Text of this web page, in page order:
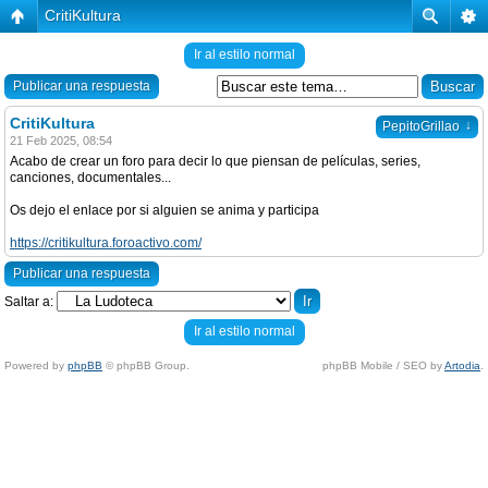
CritiKultura
Ir al estilo normal
Publicar una respuesta
PepitoGrillao ↓
CritiKultura
21 Feb 2025, 08:54
Acabo de crear un foro para decir lo que piensan de películas, series,
canciones, documentales...
Os dejo el enlace por si alguien se anima y participa
https://critikultura.foroactivo.com/
Publicar una respuesta
Saltar a:
Ir al estilo normal
Powered by phpBB © phpBB Group. phpBB Mobile / SEO byArtodia